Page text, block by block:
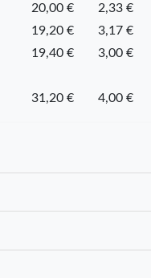
20,00 € 2,33 €
19,20 € 3,17 €
19,40 € 3,00 €
31,20 € 4,00 €